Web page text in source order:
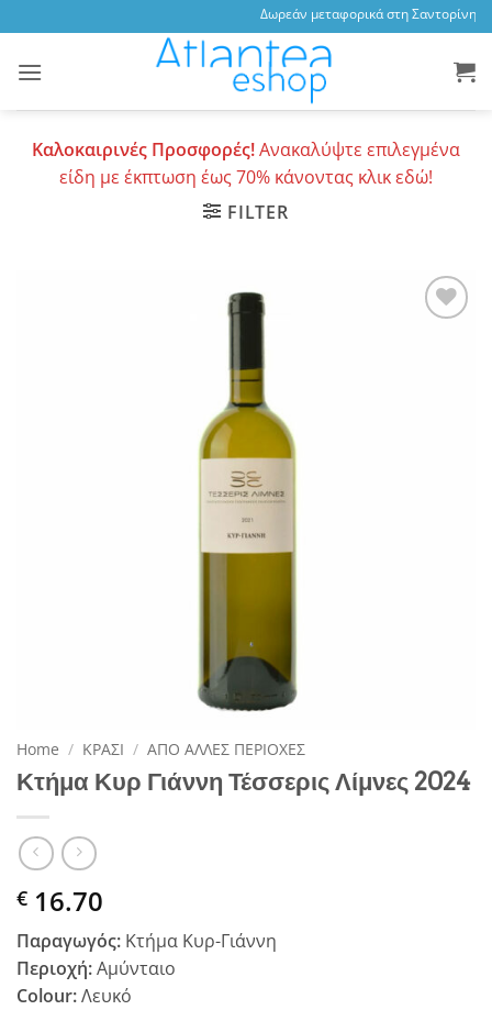
to
content
Δωρεάν μεταφορικά στη Σαντορίνη,
Καλοκαιρινές Προσφορές!Ανακαλύψτε επιλεγμένα
είδη με έκπτωση έως 70% κάνοντας κλικ εδώ!
FILTER
Home / ΚΡΑΣΙ / ΑΠΟ ΑΛΛΕΣ ΠΕΡΙΟΧΕΣ
Κτήμα Κυρ Γιάννη Τέσσερις Λίμνες 2024
€ 16.70
Παραγωγός: Κτήμα Κυρ-Γιάννη
Περιοχή:Αμύνταιο
Colour:Λευκό